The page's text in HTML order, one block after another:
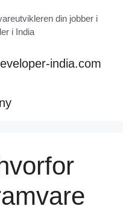
din jobber i
i India
india.com